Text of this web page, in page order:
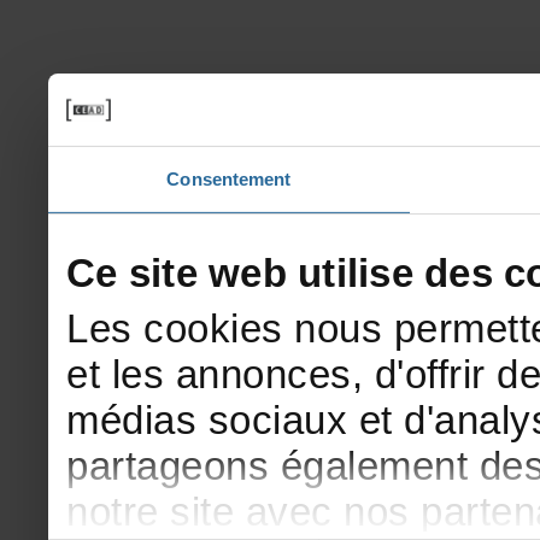
Consentement